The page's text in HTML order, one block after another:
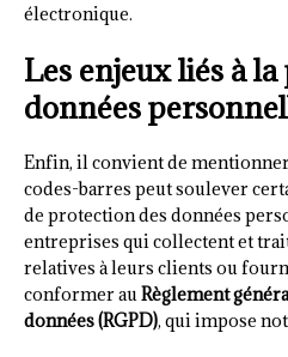
électronique.
Les enjeux liés à
données
Enfin, il convient de
codes-barres peut soulever
de protection des données
entreprises qui collectent et
relatives à leurs clients ou
conformer auRèglement
données (RGPD), qui impose